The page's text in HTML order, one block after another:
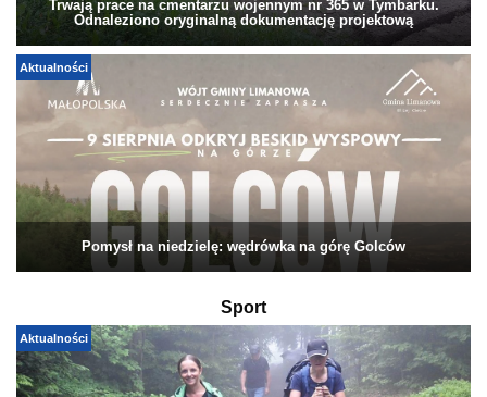
Trwają prace na cmentarzu wojennym nr 365 w Tymbarku.
Odnaleziono oryginalną dokumentację projektową
Aktualności
Pomysł na niedzielę: wędrówka na górę Golców
Sport
Aktualności